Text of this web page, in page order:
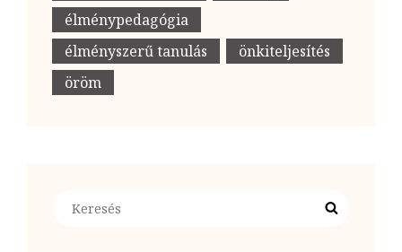
élménypedagógia
élményszerű tanulás
önkiteljesítés
öröm
Search